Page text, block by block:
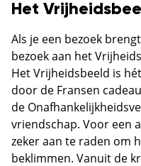
Het
Als je een bezoek
bezoek aan het
Het Vrijheidsbeeld is
door de Fransen
de
vriendschap. Voor een
zeker aan te raden om
beklimmen. Vanuit de